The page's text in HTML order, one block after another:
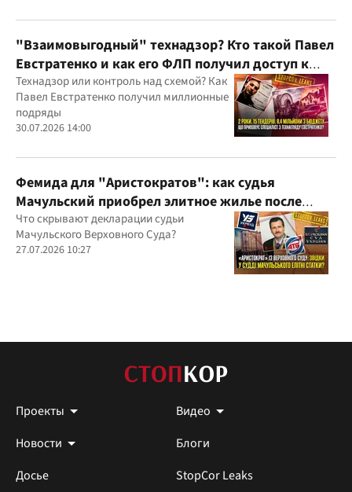
юрисдикций
"Взаимовыгодный" технадзор? Кто такой Павел
Евстратенко и как его ФЛП получил доступ к
бюджетным миллионам?
Технадзор или контроль над схемой? Как
Павел Евстратенко получил миллионные
подряды
30.07.2026 14:00
Фемида для "Аристократов": как судья
Мачульский приобрел элитное жилье после
вердикта в пользу застройщика?
Что скрывают декларации судьи
Мачульского Верховного Суда?
27.07.2026 10:27
Проекты
Видео
Новости
Блоги
Досье
StopCor Leaks